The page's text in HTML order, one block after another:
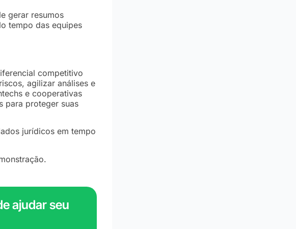
gerar resumos
tempo das equipes
competitivo
agilizar análises e
e cooperativas
para proteger suas
jurídicos em tempo
ajudar seu